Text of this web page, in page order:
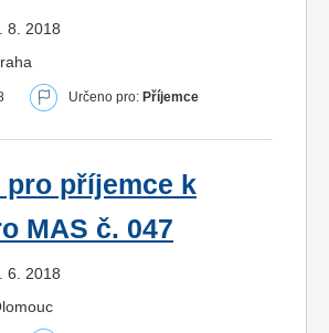
8. 2018
Určeno pro: Příjemce
pro příjemce k
MAS č. 047
6. 2018